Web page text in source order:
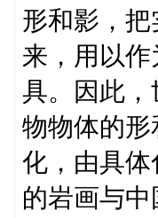
形和影，
来，用以
具。因此
物物体的
化，由具
的岩画与